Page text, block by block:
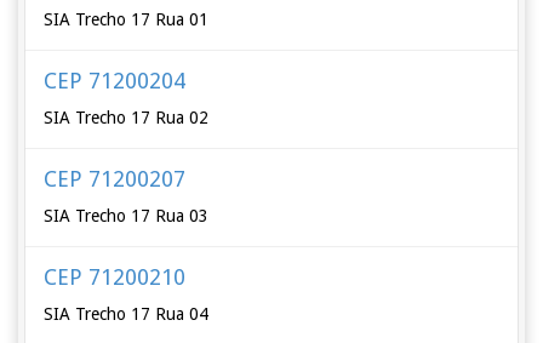
SIA Trecho 17 Rua 01
CEP 71200204
SIA Trecho 17 Rua 02
CEP 71200207
SIA Trecho 17 Rua 03
CEP 71200210
SIA Trecho 17 Rua 04